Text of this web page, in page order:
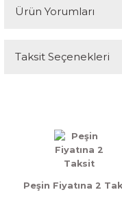
Ürün Yorumları
Bu
Taksit Seçenekleri
Peşin Fiyatına 2